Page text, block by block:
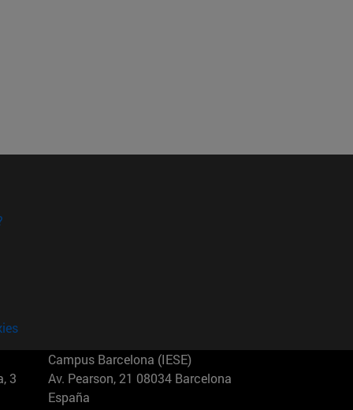
3
Campus Barcelona (IESE)
Av. Pearson, 21 08034 Barcelona
España